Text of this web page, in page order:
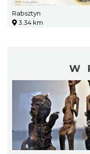
Rabsztyn
3.34 km
W